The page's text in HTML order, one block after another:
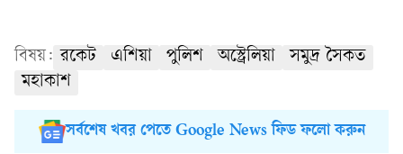
বিষয়: রকেট এশিয়া পুলিশ অস্ট্রেলিয়া
সমুদ্র সৈকত
মহাকাশ
সর্বশেষ খবর পেতে Google News ফিড ফলো করুন